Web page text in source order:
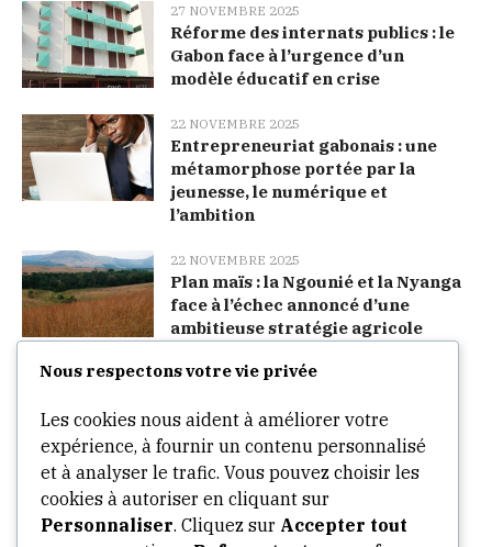
Nous respectons votre vie privée
Les cookies nous aident à améliorer votre
expérience, à fournir un contenu personnalisé
et à analyser le trafic. Vous pouvez choisir les
cookies à autoriser en cliquant sur
Personnaliser. Cliquez sur Accepter tout
27 NOVEMBRE 2025
Réforme des internats publics : le
Gabon face à l’urgence d’un
modèle éducatif en crise
22 NOVEMBRE 2025
Entrepreneuriat gabonais : une
métamorphose portée par la
jeunesse, le numérique et
l’ambition
22 NOVEMBRE 2025
Plan maïs : la Ngounié et la Nyanga
face à l’échec annoncé d’une
ambitieuse stratégie agricole
Arts
Culture
Opinion